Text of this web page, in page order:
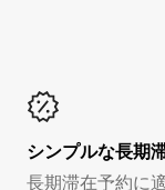
シンプルな長期
長期滞在予約に